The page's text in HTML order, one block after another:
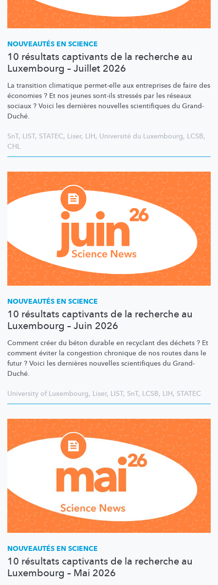
NOUVEAUTÉS EN SCIENCE
10 résultats captivants de la recherche au
Luxembourg – Juillet 2026
La transition climatique permet-elle aux entreprises de faire des
économies ? Et nos jeunes sont-ils stressés par les réseaux
sociaux ? Voici les dernières nouvelles scientifiques du Grand-
Duché.
SnT, LIST, STATEC, Liser, LIH, Université du Luxembourg, LCSB,
CHL
NOUVEAUTÉS EN SCIENCE
10 résultats captivants de la recherche au
Luxembourg – Juin 2026
Comment créer du béton durable en recyclant des déchets ? Et
comment éviter la congestion chronique de nos routes dans le
futur ? Voici les dernières nouvelles scientifiques du Grand-
Duché.
University of Luxembourg, Liser, LIST, SnT, LCSB, LIH, STATEC
NOUVEAUTÉS EN SCIENCE
10 résultats captivants de la recherche au
Luxembourg – Mai 2026